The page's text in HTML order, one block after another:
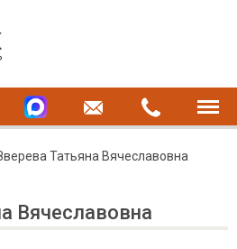
Татьяна Вячеславовна
Вячеславовна